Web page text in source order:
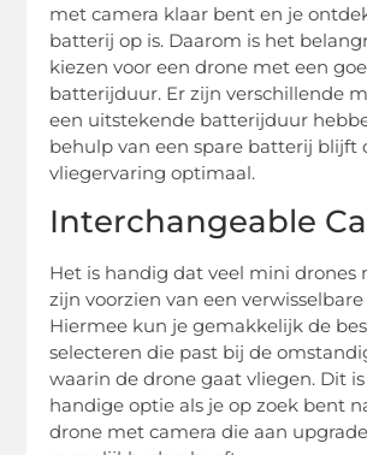
met camera klaar bent en je
batterij op is. Daarom is het
kiezen voor een drone met een
batterijduur. Er zijn verschillende
een uitstekende batterijduur
behulp van een spare batterij blijft
vliegervaring optimaal.
Interchangeable
Het is handig dat veel mini drones
zijn voorzien van een
Hiermee kun je gemakkelijk de
selecteren die past bij de
waarin de drone gaat vliegen. Dit
handige optie als je op zoek bent
drone met camera die aan upgrade